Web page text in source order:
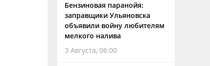
Бензиновая паранойя:
заправщики Ульяновска
объявили войну любителям
мелкого налива
3 Августа, 06:00